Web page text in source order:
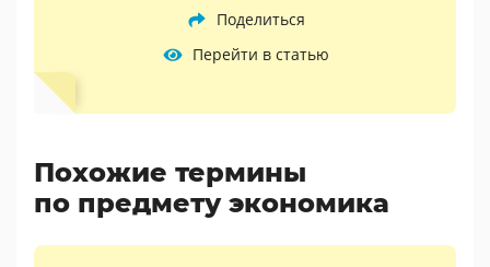
Поделиться
Перейти в статью
Похожие термины
по предмету экономика